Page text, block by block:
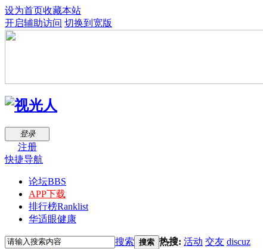
设为首页收藏本站
开启辅助访问 切换到宽版
登录
注册
快捷导航
论坛BBS
APP下载
排行榜Ranklist
华适眼健康
搜索 搜索 热搜: 活动 交友 discuz